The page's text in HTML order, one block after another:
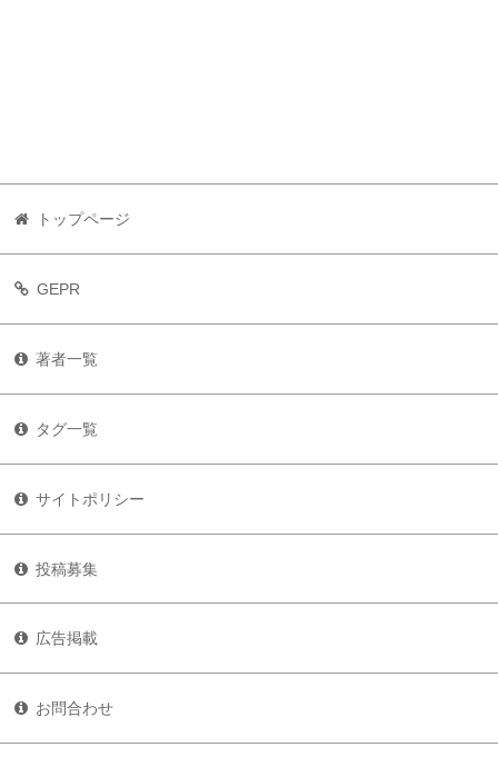
トップページ
GEPR
著者一覧
タグ一覧
サイトポリシー
投稿募集
広告掲載
お問合わせ